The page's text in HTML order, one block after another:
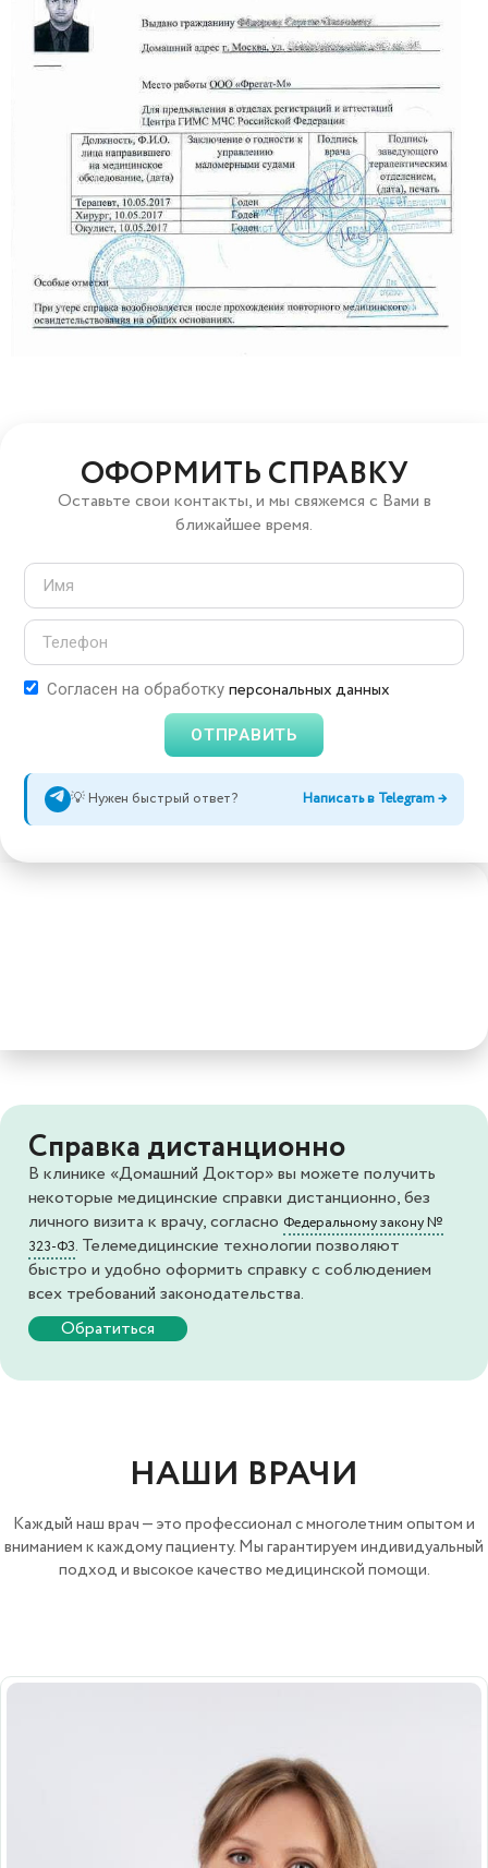
ОФОРМИТЬ СПРАВКУ
Оставьте свои контакты, и мы свяжемся с Вами в
ближайшее время.
Согласен на обработку персональных данных
ОТПРАВИТЬ
💡 Нужен быстрый ответ? Написать в Telegram →
Справка дистанционно
В клинике «Домашний Доктор» вы можете получить
некоторые медицинские справки дистанционно, без
личного визита к врачу, согласно Федеральному закону №
323-ФЗ. Телемедицинские технологии позволяют
быстро и удобно оформить справку с соблюдением
всех требований законодательства.
Обратиться
НАШИ ВРАЧИ
Каждый наш врач — это профессионал с многолетним опытом и
вниманием к каждому пациенту. Мы гарантируем индивидуальный
подход и высокое качество медицинской помощи.